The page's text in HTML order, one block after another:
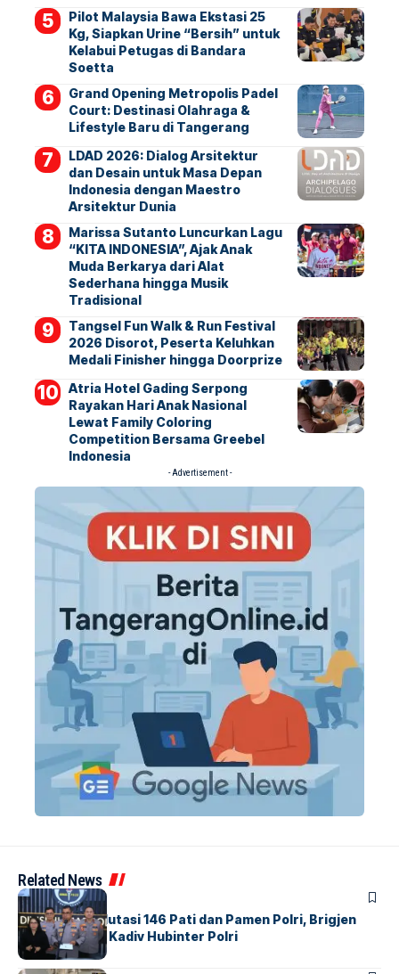
Pilot Malaysia Bawa Ekstasi 25
Kg, Siapkan Urine “Bersih” untuk
Kelabui Petugas di Bandara
Soetta
Grand Opening Metropolis Padel
Court: Destinasi Olahraga &
Lifestyle Baru di Tangerang
LDAD 2026: Dialog Arsitektur
dan Desain untuk Masa Depan
Indonesia dengan Maestro
Arsitektur Dunia
Marissa Sutanto Luncurkan Lagu
“KITA INDONESIA”, Ajak Anak
Muda Berkarya dari Alat
Sederhana hingga Musik
Tradisional
Tangsel Fun Walk & Run Festival
2026 Disorot, Peserta Keluhkan
Medali Finisher hingga Doorprize
Atria Hotel Gading Serpong
Rayakan Hari Anak Nasional
Lewat Family Coloring
Competition Bersama Greebel
Indonesia
- Advertisement -
Related News
BERITA
Mabes Polri Mutasi 146 Pati dan Pamen Polri, Brigjen
Untung Jabat Kadiv Hubinter Polri